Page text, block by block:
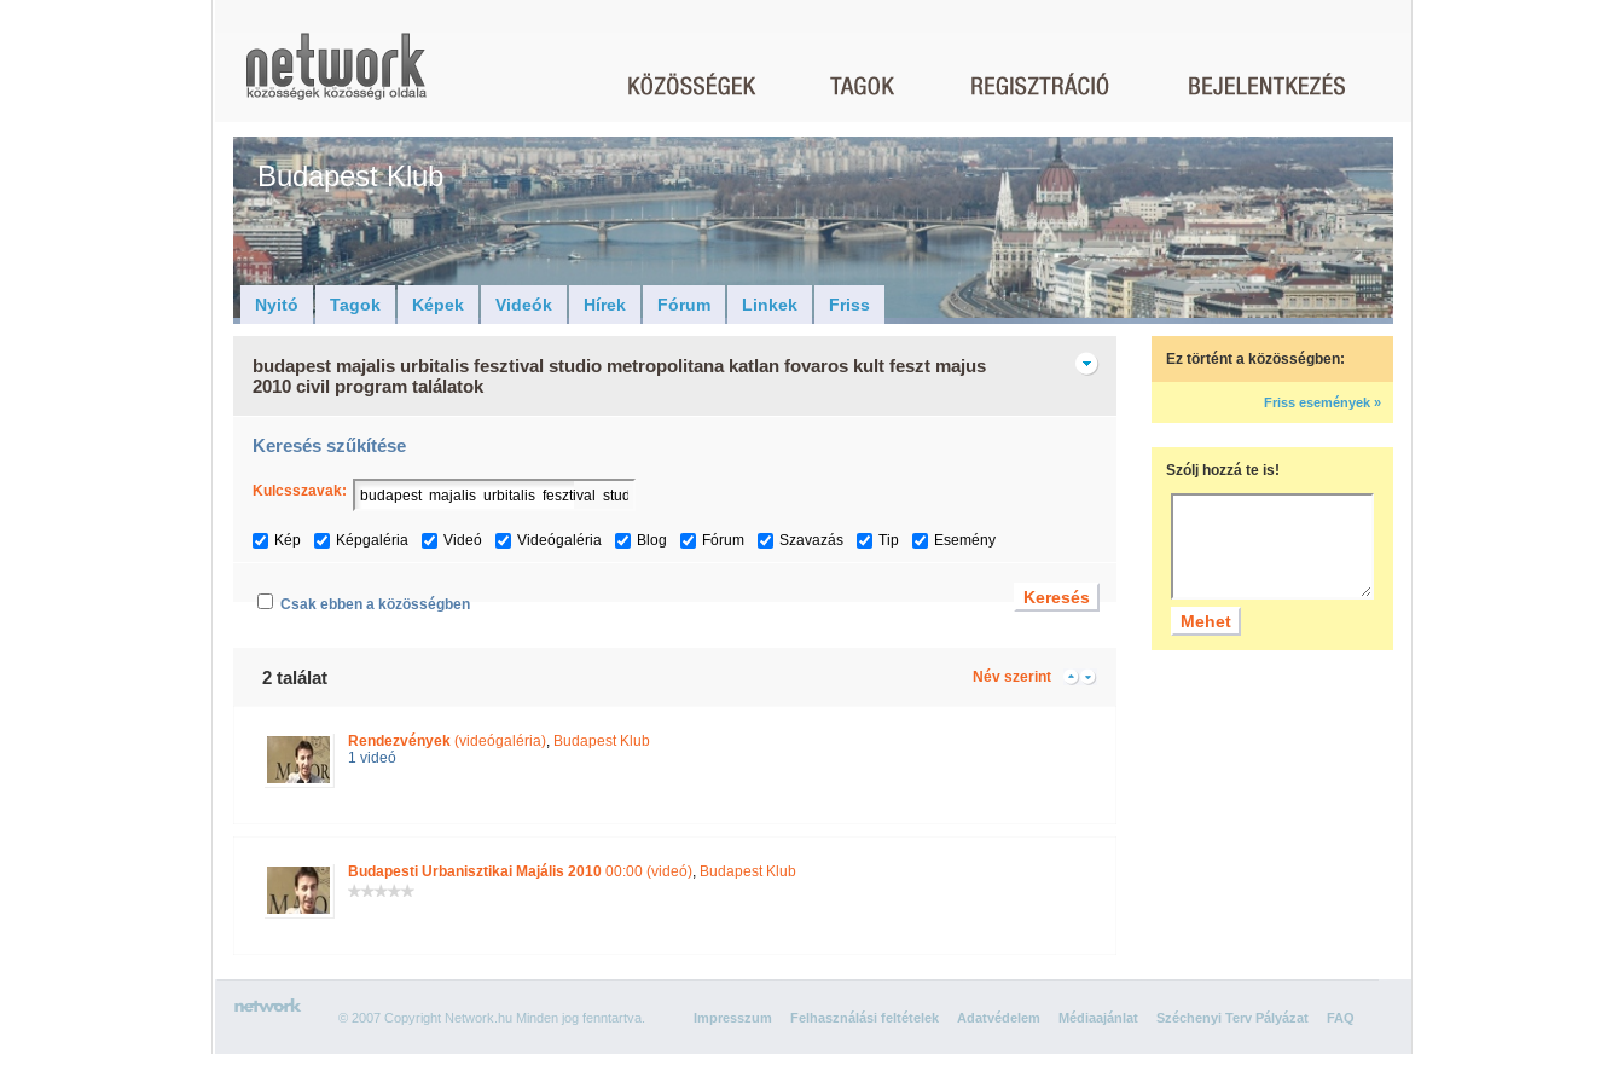
Budapest Klub
Nyitó Tagok Képek Videók Hírek Fórum Linkek Friss
budapest majalis urbitalis fesztival studio metropolitana katlan fovaros kult feszt majus
2010 civil program találatok
Keresés szűkítése
Kulcsszavak:
Kép Képgaléria Videó Videógaléria Blog Fórum Szavazás Tip Esemény
Csak ebben a közösségben
2 találat Név szerint
Rendezvények (videógaléria), Budapest Klub
1 videó
Budapesti Urbanisztikai Majális 2010 00:00 (videó), Budapest Klub
Ez történt a közösségben:
Friss események »
Szólj hozzá te is!
© 2007 Copyright Network.hu Minden jog fenntartva. Impresszum Felhasználási feltételek Adatvédelem Médiaajánlat Széchenyi Terv Pályázat FAQ